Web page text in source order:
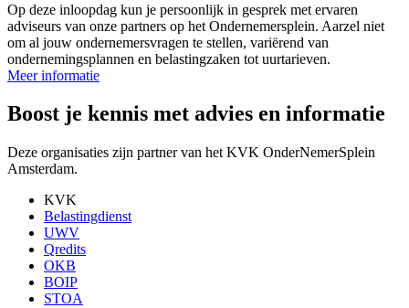
Op deze inloopdag kun je persoonlijk in gesprek met ervaren
adviseurs van onze partners op het Ondernemersplein. Aarzel niet
om al jouw ondernemersvragen te stellen, variërend van
ondernemingsplannen en belastingzaken tot uurtarieven.
Meer informatie
Boost je kennis met advies en informatie
Deze organisaties zijn partner van het KVK OnderNemerSplein
Amsterdam.
KVK
Belastingdienst
UWV
Qredits
OKB
BOIP
STOA